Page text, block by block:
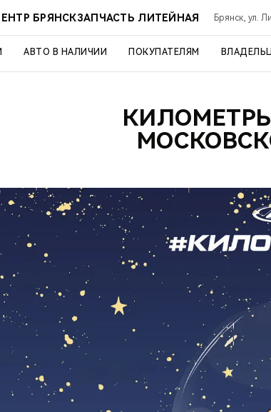
БРЯНСКЗАПЧАСТЬ ЛИТЕЙНАЯ Брянск, ул.
АВТО В НАЛИЧИИ ПОКУПАТЕЛЯМ
КИЛОМЕТРЫ